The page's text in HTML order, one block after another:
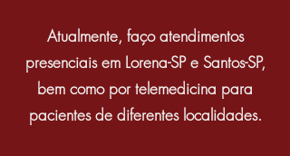
Atualmente, faço atendimentos
presenciais em Lorena-SP e Santos-SP,
bem como por telemedicina para
pacientes de diferentes localidades.